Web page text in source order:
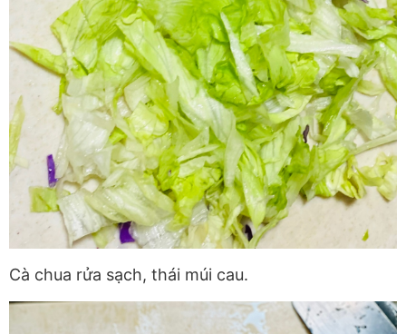
Cà chua rửa sạch, thái múi cau.